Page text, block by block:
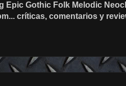
Gothic Folk Melodic
críticas, comentarios y